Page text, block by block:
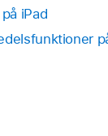
iPad